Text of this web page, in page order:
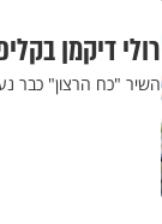
רולי דיקמן
השיר "כח הרצון" כבר